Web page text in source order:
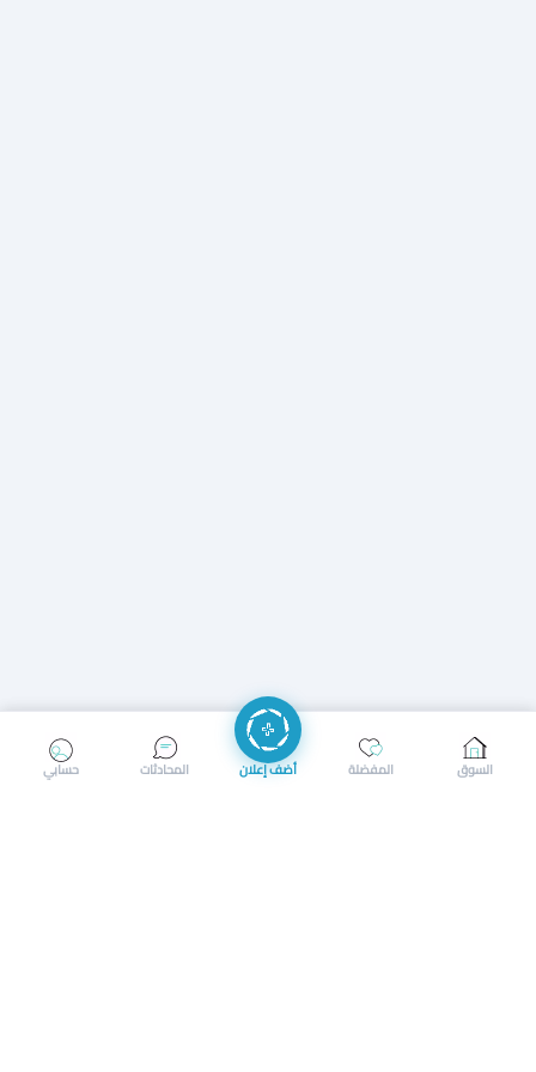
إرسال رسالة إجراء مكالمة
حسابي المحادثات أضف إعلان المفضلة السوق